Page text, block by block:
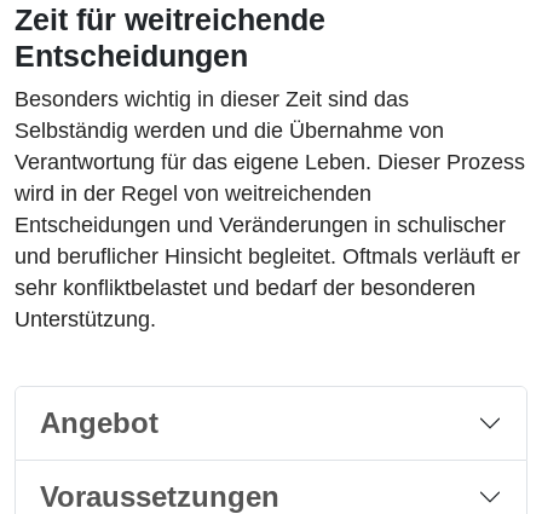
Zeit für weitreichende
Entscheidungen
Besonders wichtig in dieser Zeit sind das
Selbständig werden und die Übernahme von
Verantwortung für das eigene Leben. Dieser Prozess
wird in der Regel von weitreichenden
Entscheidungen und Veränderungen in schulischer
und beruflicher Hinsicht begleitet. Oftmals verläuft er
sehr konfliktbelastet und bedarf der besonderen
Unterstützung.
Angebot
Voraussetzungen